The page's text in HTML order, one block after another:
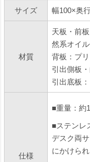
サイズ 幅100×奥
材質
天板・前
然系オイ
背板：プ
引出側板
引出底板
仕様
■重量：約
■ステンレ
デスク両
にかけられ